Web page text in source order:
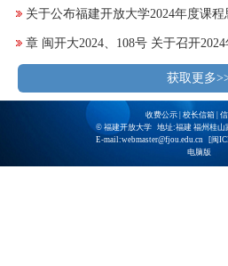
关于公布福建开放大学2024年度课
获取更多
收费公示 校长信箱
© 福建开放大学 地址:福建 福州桂山
E-mail:webmaster@fjou.edu.cn [闽
电脑版